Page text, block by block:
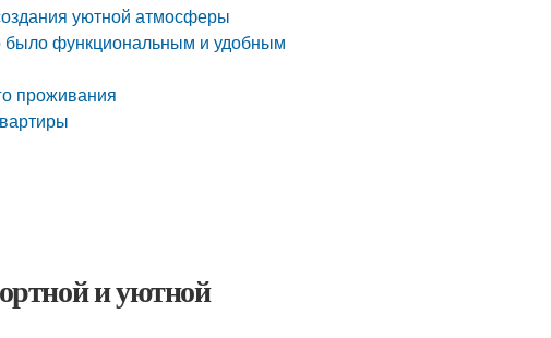
уютной атмосферы
было функциональным и удобным
проживания
и уютной